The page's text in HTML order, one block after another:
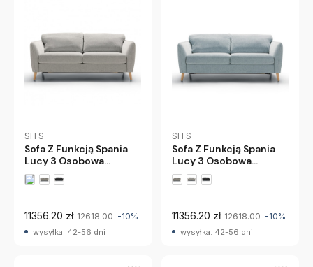
SITS
Sofa Z Funkcją Spania
Lucy 3 Osobowa
Jasnoszara Sits
11356.20 zł 12618.00 -10%
wysyłka: 42-56 dni
SITS
Sofa Z Funkcją Spania
Lucy 3 Osobowa
Błękitna Sits
11356.20 zł 12618.00 -10%
wysyłka: 42-56 dni